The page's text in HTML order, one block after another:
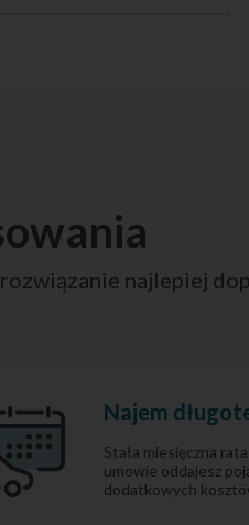
najlepiej
Najem
Stała miesięczna
umowie oddajesz
dodatkowych